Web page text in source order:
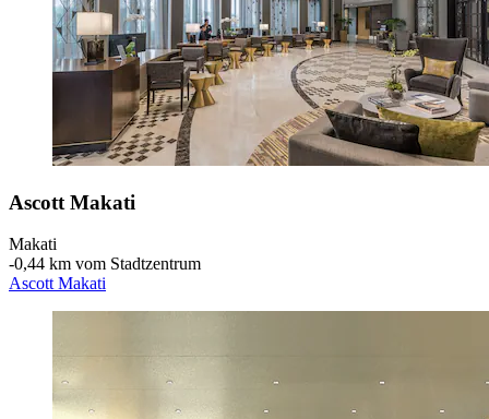
Ascott Makati
Makati
‐0,44 km vom Stadtzentrum
Ascott Makati